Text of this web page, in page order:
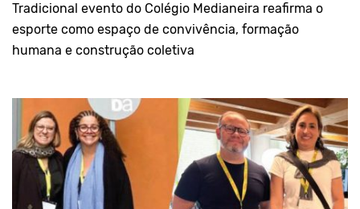
Tradicional evento do Colégio Medianeira reafirma o
esporte como espaço de convivência, formação
humana e construção coletiva